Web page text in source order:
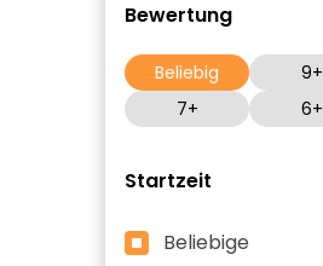
Bewertung
Beliebig 9+
7+
6+
Startzeit
Beliebige